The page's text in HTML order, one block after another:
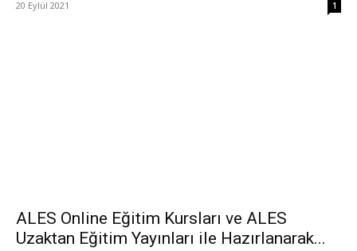
20 Eylül 2021 1
ALES Online Eğitim Kursları ve ALES
Uzaktan Eğitim Yayınları ile Hazırlanarak...